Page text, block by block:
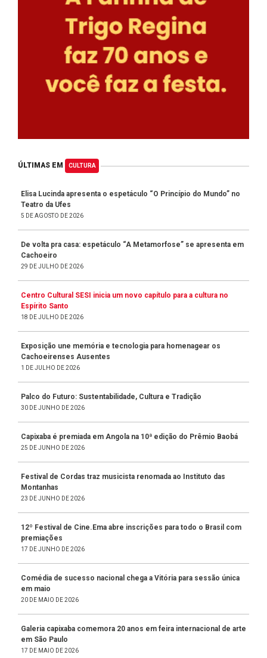
ÚLTIMAS EM CULTURA
Elisa Lucinda apresenta o espetáculo “O Princípio do Mundo” no
Teatro da Ufes
5 DE AGOSTO DE 2026
De volta pra casa: espetáculo “A Metamorfose” se apresenta em
Cachoeiro
29 DE JULHO DE 2026
Centro Cultural SESI inicia um novo capítulo para a cultura no
Espírito Santo
18 DE JULHO DE 2026
Exposição une memória e tecnologia para homenagear os
Cachoeirenses Ausentes
1 DE JULHO DE 2026
Palco do Futuro: Sustentabilidade, Cultura e Tradição
30 DE JUNHO DE 2026
Capixaba é premiada em Angola na 10ª edição do Prêmio Baobá
25 DE JUNHO DE 2026
Festival de Cordas traz musicista renomada ao Instituto das
Montanhas
23 DE JUNHO DE 2026
12º Festival de Cine.Ema abre inscrições para todo o Brasil com
premiações
17 DE JUNHO DE 2026
Comédia de sucesso nacional chega a Vitória para sessão única
em maio
20 DE MAIO DE 2026
Galeria capixaba comemora 20 anos em feira internacional de arte
em São Paulo
17 DE MAIO DE 2026